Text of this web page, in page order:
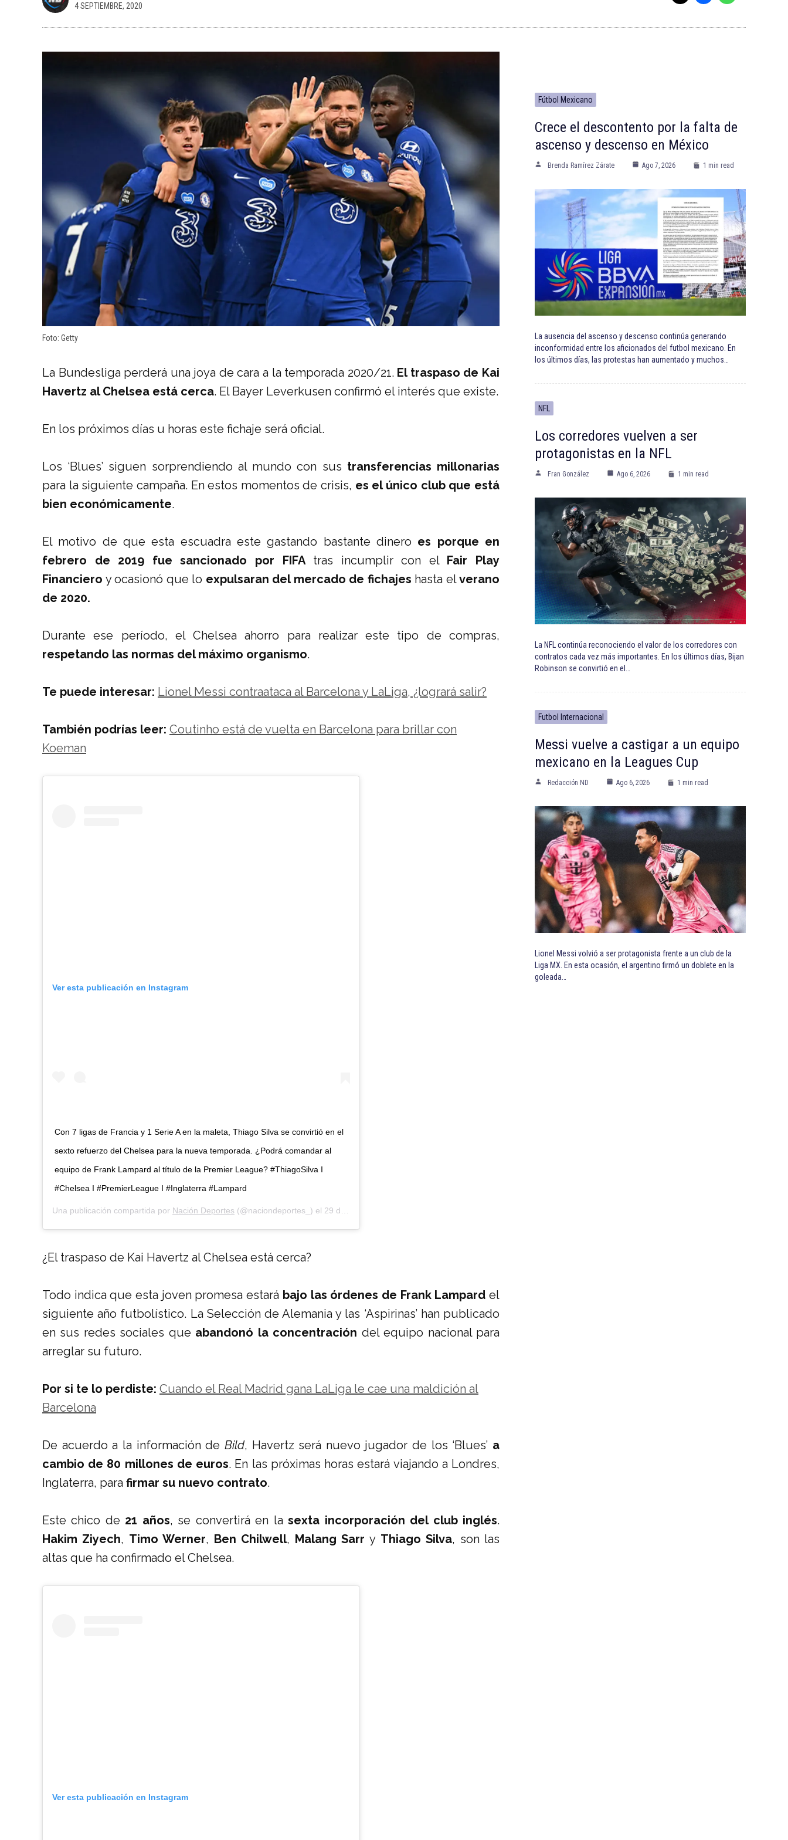
4 SEPTIEMBRE, 2020
Foto: Getty
La Bundesliga perderá una joya de cara a la temporada 2020/21. El traspaso de Kai
Havertz al Chelsea está cerca. El Bayer Leverkusen confirmó el interés que existe.
En los próximos días u horas este fichaje será oficial.
Los ‘Blues’ siguen sorprendiendo al mundo con sus transferencias millonarias
para la siguiente campaña. En estos momentos de crisis, es el único club que está
bien económicamente.
El motivo de que esta escuadra este gastando bastante dinero es porque en
febrero de 2019 fue sancionado por FIFAtras incumplir con el Fair Play
Financiero y ocasionó que lo expulsaran del mercado de fichajes hasta elverano
de 2020.
Durante ese período, el Chelsea ahorro para realizar este tipo de compras,
respetando las normas del máximo organismo.
Te puede interesar: Lionel Messi contraataca al Barcelona y LaLiga, ¿logrará salir?
También podrías leer: Coutinho está de vuelta en Barcelona para brillar con
Koeman
Ver esta publicación en Instagram
Con 7 ligas de Francia y 1 Serie A en la maleta, Thiago Silva se convirtió en el
sexto refuerzo del Chelsea para la nueva temporada. ¿Podrá comandar al
equipo de Frank Lampard al título de la Premier League? #ThiagoSilva I
#Chelsea I #PremierLeague I #Inglaterra #Lampard
Una publicación compartida por Nación Deportes (@naciondeportes_) el 29 de Ago de 2020 a las 3:00 PDT
¿El traspaso de Kai Havertz al Chelsea está cerca?
Todo indica que esta joven promesa estará bajo las órdenes de Frank Lampardel
siguiente año futbolístico. La Selección de Alemania y las ‘Aspirinas’ han publicado
en sus redes sociales que abandonó la concentración del equipo nacional para
arreglar su futuro.
Por si te lo perdiste: Cuando el Real Madrid gana LaLiga le cae una maldición al
Barcelona
De acuerdo a la información de Bild, Havertz será nuevo jugador de los ‘Blues’ a
cambio de 80 millones de euros. En las próximas horas estará viajando a Londres,
Inglaterra, para firmar su nuevo contrato.
Este chico de 21 años, se convertirá en lasexta incorporación del club inglés.
Hakim Ziyech, Timo Werner, Ben Chilwell, Malang Sarry Thiago Silva, son las
altas que ha confirmado el Chelsea.
Ver esta publicación en Instagram
Fútbol Mexicano
Crece el descontento por la falta de
ascenso y descenso en México
Brenda Ramírez Zárate Ago 7, 2026 1 min read
La ausencia del ascenso y descenso continúa generando
inconformidad entre los aficionados del futbol mexicano. En
los últimos días, las protestas han aumentado y muchos…
NFL
Los corredores vuelven a ser
protagonistas en la NFL
Fran González Ago 6, 2026 1 min read
La NFL continúa reconociendo el valor de los corredores con
contratos cada vez más importantes. En los últimos días, Bijan
Robinson se convirtió en el…
Futbol Internacional
Messi vuelve a castigar a un equipo
mexicano en la Leagues Cup
Redacción ND Ago 6, 2026 1 min read
Lionel Messi volvió a ser protagonista frente a un club de la
Liga MX. En esta ocasión, el argentino firmó un doblete en la
goleada…